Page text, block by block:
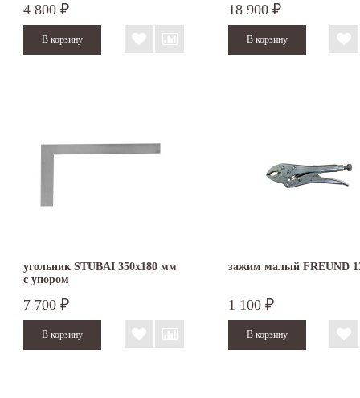
4 800 ₽ 18 900 ₽
угольник STUBAI 350х180 мм
с упором
7 700 ₽
зажим малый FREUND
1 100 ₽